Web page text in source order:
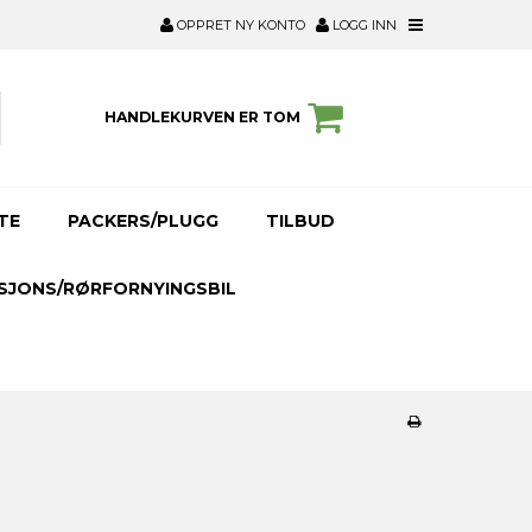
OPPRET NY KONTO LOGG INN
HANDLEKURVEN ER TOM
PACKERS/PLUGG TILBUD
RØRFORNYINGSBIL